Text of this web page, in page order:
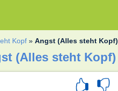
Kopf »Angst (Alles steht Kopf)
(Alles steht Kopf)